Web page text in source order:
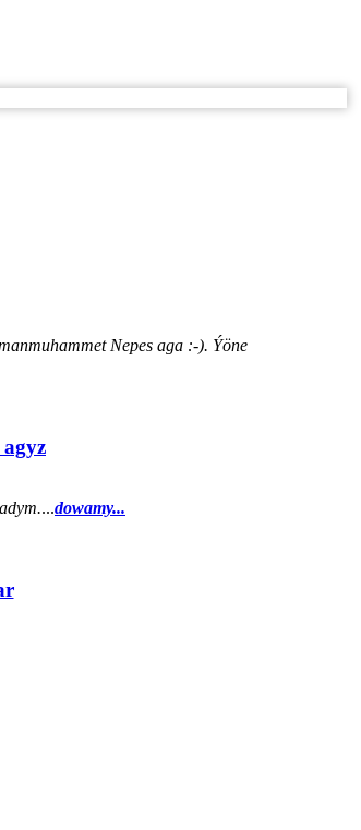
Nepes aga :-). Ýöne
...dowamy...